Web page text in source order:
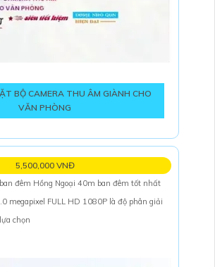
BỘ CAMERA THU ÂM GIÀNH CHO
VĂN PHÒNG
5,500,000 VNĐ
đêm Hồng Ngoại 40m ban đêm tốt nhất
megapixel FULL HD 1080P là độ phân giải
chọn